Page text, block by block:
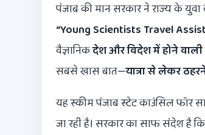
पंजाब की मान सरकार ने राज्य के
“Young Scientists Travel
वैज्ञानिकदेश और विदेश में होने वाली
सबसे खास बात—यात्रा से लेकर
यह स्कीम पंजाब स्टेट काउंसिल फॉर
जा रही है। सरकार का साफ संदेश है कि